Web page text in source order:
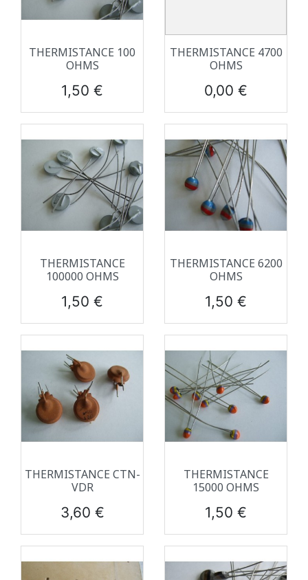
THERMISTANCE 100
OHMS
Prix
1,50 €
THERMISTANCE 4700
OHMS
Prix
0,00 €
THERMISTANCE
100000 OHMS
Prix
1,50 €
THERMISTANCE 6200
OHMS
Prix
1,50 €
THERMISTANCE CTN-
VDR
Prix
3,60 €
THERMISTANCE
15000 OHMS
Prix
1,50 €